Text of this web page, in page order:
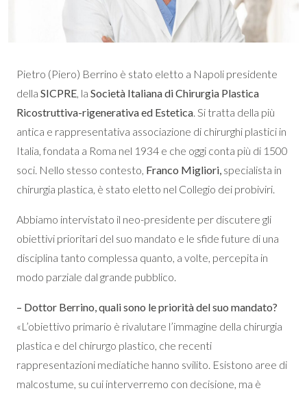
Pietro (Piero) Berrino è stato eletto a Napoli presidente
della SICPRE , la Società Italiana di Chirurgia Plastica
Ricostruttiva-rigenerativa ed Estetica . Si tratta della più
antica e rappresentativa associazione di chirurghi plastici in
Italia, fondata a Roma nel 1934 e che oggi conta più di 1500
soci. Nello stesso contesto, Franco Migliori, specialista in
chirurgia plastica, è stato eletto nel Collegio dei probiviri.
Abbiamo intervistato il neo-presidente per discutere gli
obiettivi prioritari del suo mandato e le sfide future di una
disciplina tanto complessa quanto, a volte, percepita in
modo parziale dal grande pubblico.
– Dottor Berrino, quali sono le priorità del suo mandato?
«L’obiettivo primario è rivalutare l’immagine della chirurgia
plastica e del chirurgo plastico, che recenti
rappresentazioni mediatiche hanno svilito. Esistono aree di
malcostume, su cui interverremo con decisione, ma è